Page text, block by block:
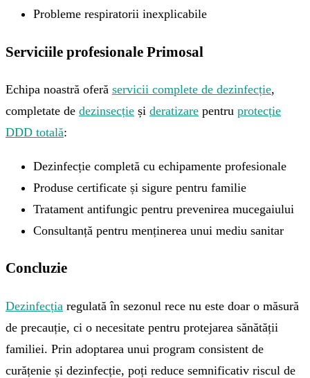
Probleme respiratorii inexplicabile
Serviciile profesionale Primosal
Echipa noastră oferă servicii complete de dezinfecție,
completate de dezinsecție și deratizare pentru protecție
DDD totală:
Dezinfecție completă cu echipamente profesionale
Produse certificate și sigure pentru familie
Tratament antifungic pentru prevenirea mucegaiului
Consultanță pentru menținerea unui mediu sanitar
Concluzie
Dezinfecția regulată în sezonul rece nu este doar o măsură
de precauție, ci o necesitate pentru protejarea sănătății
familiei. Prin adoptarea unui program consistent de
curățenie și dezinfecție, poți reduce semnificativ riscul de